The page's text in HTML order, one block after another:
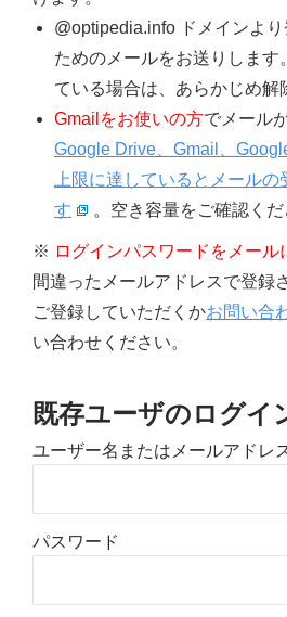
@optipedia.info ドメインよ
ためのメールをお送りします。
ている場合は、あらかじめ解
Gmailをお使いの方でメール
Google Drive、Gmail、
上限に達しているとメール
す
。空き容量をご確認くだ
※ ログインパスワードをメール
間違ったメールアドレスで登録
ご登録していただくかお問い合
い合わせください。
既存ユーザのログイ
ユーザー名またはメールアドレ
パスワード